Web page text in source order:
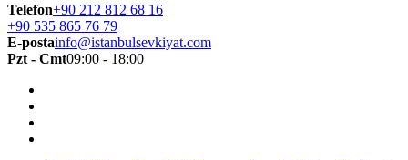
Telefon+90 212 812 68 16
+90 535 865 76 79
E-postainfo@istanbulsevkiyat.com
Pzt - Cmt09:00 - 18:00